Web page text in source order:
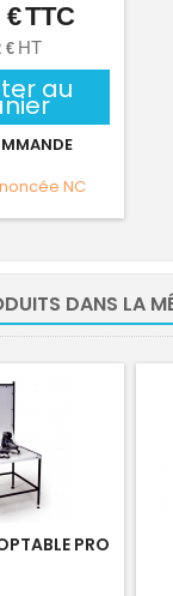
€TTC
€ HT
au
NC
DANS LA
PRO